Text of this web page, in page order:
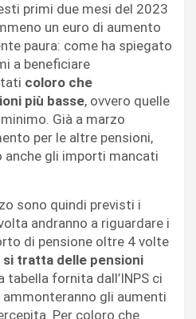
primi due mesi del 2023
un euro di aumento
paura: come ha spiegato
a beneficiare
coloro che
più basse, ovvero quelle
Già a marzo
per le altre pensioni,
anche gli importi mancati
sono quindi previsti i
andranno a riguardare i
di pensione oltre 4 volte
si tratta delle pensioni
tabella fornita dall’INPS ci
gli aumenti
Per coloro che